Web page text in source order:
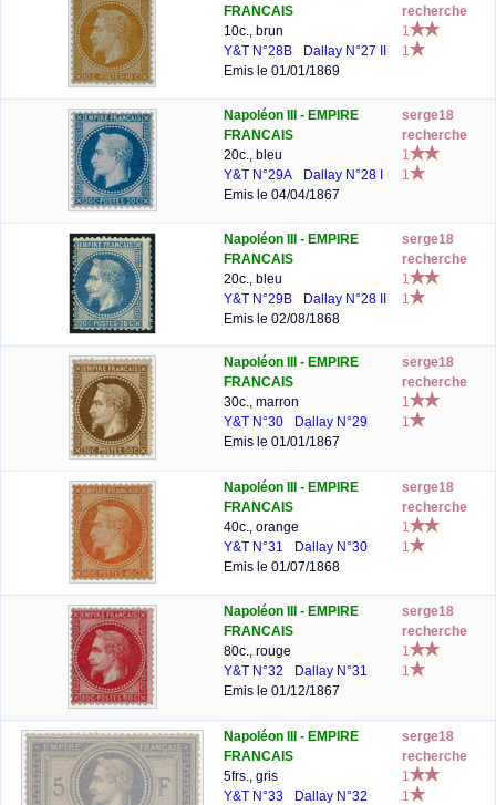
FRANCAIS
10c., brun
Y&T N°28B
Dallay N°27 II
Emis le 01/01/1869
recherche
1
1
Napoléon III - EMPIRE
FRANCAIS
20c., bleu
Y&T N°29A
Dallay N°28 I
Emis le 04/04/1867
serge18
recherche
1
1
Napoléon III - EMPIRE
FRANCAIS
20c., bleu
Y&T N°29B
Dallay N°28 II
Emis le 02/08/1868
serge18
recherche
1
1
Napoléon III - EMPIRE
FRANCAIS
30c., marron
Y&T N°30
Dallay N°29
Emis le 01/01/1867
serge18
recherche
1
1
Napoléon III - EMPIRE
FRANCAIS
40c., orange
Y&T N°31
Dallay N°30
Emis le 01/07/1868
serge18
recherche
1
1
Napoléon III - EMPIRE
FRANCAIS
80c., rouge
Y&T N°32
Dallay N°31
Emis le 01/12/1867
serge18
recherche
1
1
Napoléon III - EMPIRE
FRANCAIS
5frs., gris
Y&T N°33
Dallay N°32
serge18
recherche
1
1